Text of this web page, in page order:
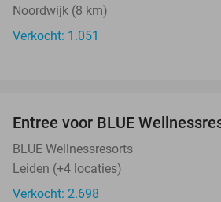
Noordwijk (8 km)
Verkocht: 1.051
Entree voor BLUE
BLUE Wellnessresorts
Leiden (+4 locaties)
Verkocht: 2.698